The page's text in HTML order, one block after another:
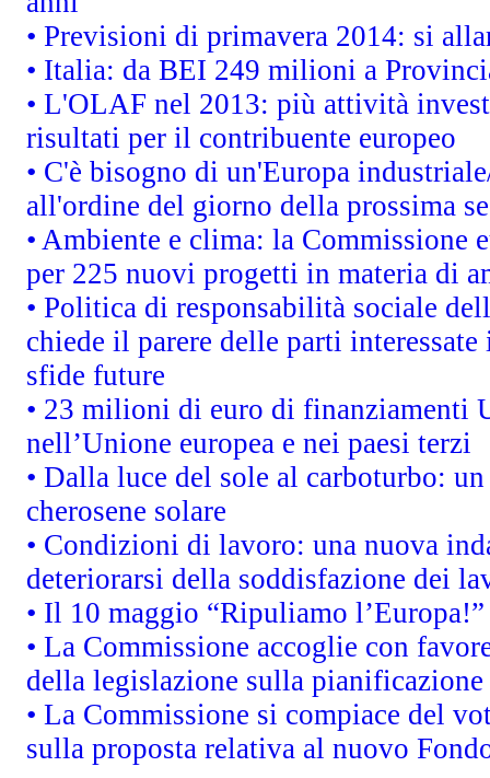
• Previsioni di primavera 2014: si
• Italia: da BEI 249 milioni a
• L'OLAF nel 2013: più attività
risultati per il contribuente europeo
• C'è bisogno di un'Europa
all'ordine del giorno della prossima
• Ambiente e clima: la Commissione
per 225 nuovi progetti in materia di
• Politica di responsabilità sociale
chiede il parere delle parti
sfide future
• 23 milioni di euro di finanziamenti
nell’Unione europea e nei paesi terzi
• Dalla luce del sole al carboturbo:
cherosene solare
• Condizioni di lavoro: una nuova
deteriorarsi della soddisfazione dei
• Il 10 maggio “Ripuliamo l’Europa!”
• La Commissione accoglie con
della legislazione sulla
• La Commissione si compiace del
sulla proposta relativa al nuovo